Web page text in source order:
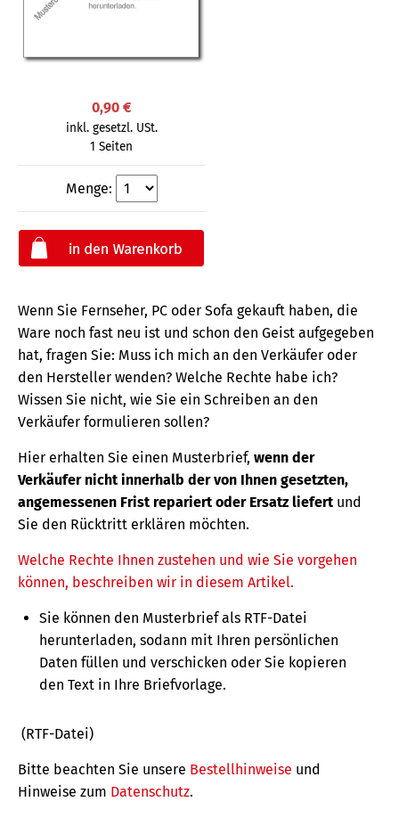
0,90 €
inkl. gesetzl. USt.
1 Seiten
Menge:
Wenn Sie Fernseher, PC oder Sofa gekauft haben, die
Ware noch fast neu ist und schon den Geist aufgegeben
hat, fragen Sie: Muss ich mich an den Verkäufer oder
den Hersteller wenden? Welche Rechte habe ich?
Wissen Sie nicht, wie Sie ein Schreiben an den
Verkäufer formulieren sollen?
Hier erhalten Sie einen Musterbrief, wenn der
Verkäufer nicht innerhalb der von Ihnen gesetzten,
angemessenen Frist repariert oder Ersatz liefert und
Sie den Rücktritt erklären möchten.
Welche Rechte Ihnen zustehen und wie Sie vorgehen
können, beschreiben wir in diesem Artikel.
Sie können den Musterbrief als RTF-Datei
herunterladen, sodann mit Ihren persönlichen
Daten füllen und verschicken oder Sie kopieren
den Text in Ihre Briefvorlage.
(RTF-Datei)
Bitte beachten Sie unsere Bestellhinweise und
Hinweise zum Datenschutz.